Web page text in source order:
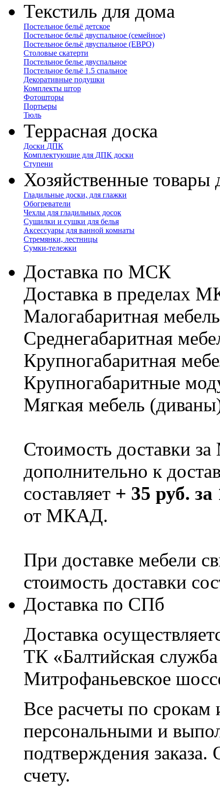
Текстиль для дома
Постельное бельё детское
Постельное бельё двуспальное (семейное)
Постельное бельё двуспальное (ЕВРО)
Столовые скатерти
Постельное белье двуспальное
Постельное бельё 1.5 спальное
Декоративные подушки
Комплекты штор
Фотошторы
Портьеры
Тюль
Террасная доска
Доски ДПК
Комплектующие для ДПК доски
Ступени
Хозяйственные товары
Гладильные доски, для глажки
Обогреватели
Чехлы для гладильных досок
Сушилки и сушки для белья
Аксессуары для ванной комнаты
Стремянки, лестницы
Сумки-тележки
Доставка по МСК
Доставка в пределах
Малогабаритная
Cреднегабаритная
Крупногабаритная
Крупногабаритные
Мягкая мебель
Стоимость доставки
дополнительно к
составляет + 35 руб.
от МКАД.
При доставке мебели
стоимость доставки
Доставка по СПб
Доставка
ТК «Балтийская
Митрофаньевское
Все расчеты по срокам
персональными и
подтверждения заказа.
счету.